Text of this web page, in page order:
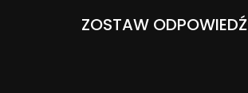
ZOSTAW ODPOWIEDŹ